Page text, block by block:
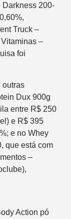
Darkness 200-
Truck –
–
foi
outras
Dux 900g
entre R$ 250
e R$ 395
e no Whey
que está com
–
Action pó